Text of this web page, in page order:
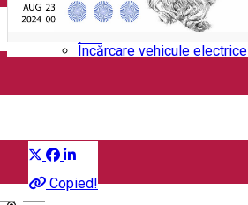
English
Închirieri auto
Închirieri biciclete
Taxi
Încărcare vehicule electrice
Copied!
Concert